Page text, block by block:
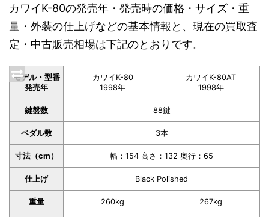
カワイK-80の発売年・発売時の価格・サイズ・重
量・外装の仕上げなどの基本情報と、現在の買取査
定・中古販売相場は下記のとおりです。
モデル・型番
発売年
カワイK-80
1998年
カワイK-80AT
1998年
鍵盤数 88鍵
ペダル数 3本
寸法（cm） 幅：154 高さ：132 奥行：65
仕上げ Black Polished
重量 260kg 267kg